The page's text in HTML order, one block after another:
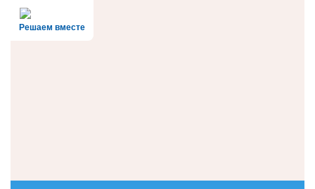
Решаем вместе